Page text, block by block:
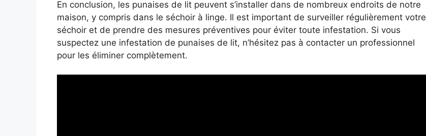
En conclusion, les punaises de lit peuvent s’installer dans de nombreux endroits de notre
maison, y compris dans le séchoir à linge. Il est important de surveiller régulièrement votre
séchoir et de prendre des mesures préventives pour éviter toute infestation. Si vous
suspectez une infestation de punaises de lit, n’hésitez pas à contacter un professionnel
pour les éliminer complètement.